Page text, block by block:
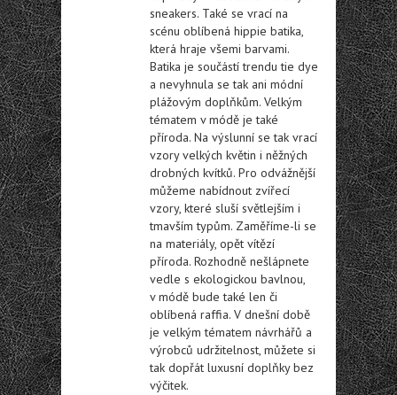
sneakers. Také se vrací na
scénu oblíbená hippie batika,
která hraje všemi barvami.
Batika je součástí trendu tie dye
a nevyhnula se tak ani módní
plážovým doplňkům. Velkým
tématem v módě je také
příroda. Na výslunní se tak vrací
vzory velkých květin i něžných
drobných kvítků. Pro odvážnější
můžeme nabídnout zvířecí
vzory, které sluší světlejším i
tmavším typům. Zaměříme-li se
na materiály, opět vítězí
příroda. Rozhodně nešlápnete
vedle s ekologickou bavlnou,
v módě bude také len či
oblíbená raffia. V dnešní době
je velkým tématem návrhářů a
výrobců udržitelnost, můžete si
tak dopřát luxusní doplňky bez
výčitek.